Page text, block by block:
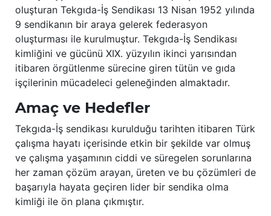
oluşturan Tekgıda-İş Sendikası 13 Nisan 1952 yılında
9 sendikanın bir araya gelerek federasyon
oluşturması ile kurulmuştur. Tekgıda-İş Sendikası
kimliğini ve gücünü XIX. yüzyılın ikinci yarısından
itibaren örgütlenme sürecine giren tütün ve gıda
işçilerinin mücadeleci geleneğinden almaktadır.
Amaç ve Hedefler
Tekgıda-İş sendikası kurulduğu tarihten itibaren Türk
çalışma hayatı içerisinde etkin bir şekilde var olmuş
ve çalışma yaşamının ciddi ve süregelen sorunlarına
her zaman çözüm arayan, üreten ve bu çözümleri de
başarıyla hayata geçiren lider bir sendika olma
kimliği ile ön plana çıkmıştır.